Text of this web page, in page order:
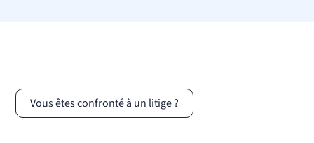
Vous êtes confronté à un litige ?